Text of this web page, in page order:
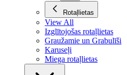
Rotaļlietas
View All
Izglītojošas rotaļlietas
Graužamie un Grabulīši
Karuseļi
Miega rotaļlietas